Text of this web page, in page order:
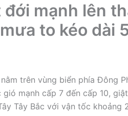
mạnh lên
to kéo dài
trên vùng biển phía Đông
mạnh cấp 7 đến cấp 10,
Tây Bắc với vận tốc